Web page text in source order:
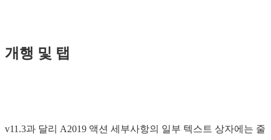
개행 및 탭
v11.3과 달리 A2019 액션 세부사항의 일부 텍스트 상자에는 줄